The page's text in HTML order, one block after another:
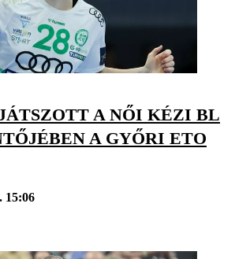
A NŐI KÉZI BL
A GYŐRI ETO
15:06